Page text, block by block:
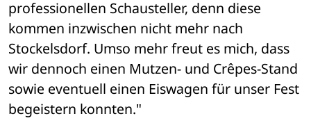
professionellen Schausteller, denn diese
kommen inzwischen nicht mehr nach
Stockelsdorf. Umso mehr freut es mich, dass
wir dennoch einen Mutzen- und Crêpes-Stand
sowie eventuell einen Eiswagen für unser Fest
begeistern konnten."